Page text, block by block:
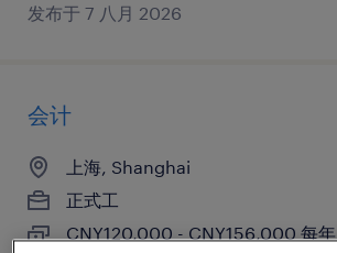
发布于 7 八月 2026
会计
上海, Shanghai
正式工
CNY120,000 - CNY156,000 每年